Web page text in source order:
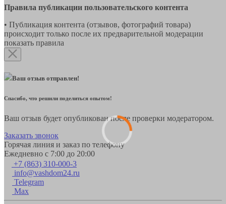
Правила публикации пользовательского контента
• Публикация контента (отзывов, фотографий товара)
происходит только после их предварительной модерации
показать правила
Ваш отзыв отправлен!
Спасибо, что решили поделиться опытом!
Ваш отзыв будет опубликован после проверки модератором.
Заказать звонок
Горячая линия и заказ по телефону
Ежедневно с 7:00 до 20:00
+7 (863) 310-000-3
info@vashdom24.ru
Telegram
Max